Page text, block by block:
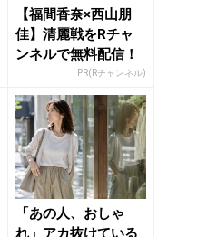
【福間香奈×西山朋
佳】清麗戦をRチャ
ンネルで無料配信！
PR(Rチャンネル)
「あの人、おしゃ
れ」アカ抜けている